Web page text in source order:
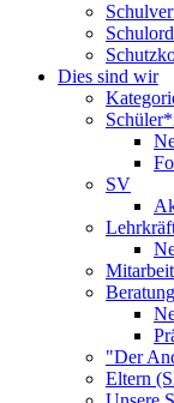
Dies sind wir
SV
"Der
Eltern